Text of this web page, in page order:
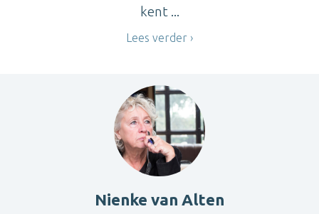
kent ...
Lees verder
Nienke van Alten